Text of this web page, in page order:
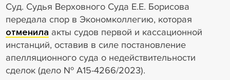
Суд. Судья Верховного Суда Е.Е. Борисова
передала спор в Экономколлегию, которая
отменила акты судов первой и кассационной
инстанций, оставив в силе постановление
апелляционного суда о недействительности
сделок (дело № А15-4266/2023).